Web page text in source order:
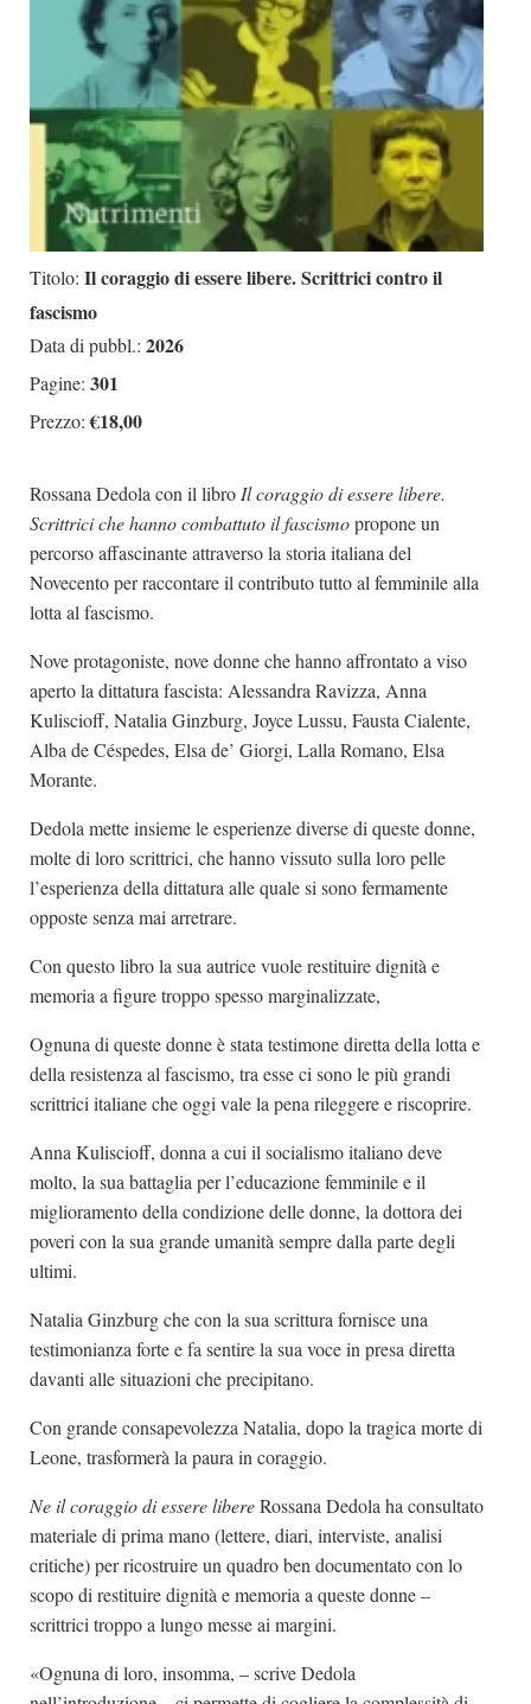
A Tutto Volume
Salone di Torino
Marketing
Titolo: Il coraggio di essere libere. Scrittrici contro il
fascismo
Data di pubbl.: 2026
Pagine: 301
Prezzo:€18,00
Rossana Dedola con il libroIl coraggio di essere libere.
Scrittrici che hanno combattuto il fascismopropone un
percorso affascinante attraverso la storia italiana del
Novecento per raccontare il contributo tutto al femminile alla
lotta al fascismo.
Nove protagoniste, nove donne che hanno affrontato a viso
aperto la dittatura fascista: Alessandra Ravizza, Anna
Kuliscioff, Natalia Ginzburg, Joyce Lussu, Fausta Cialente,
Alba de Céspedes, Elsa de’ Giorgi, Lalla Romano, Elsa
Morante.
Dedola mette insieme le esperienze diverse di queste donne,
molte di loro scrittrici, che hanno vissuto sulla loro pelle
l’esperienza della dittatura alle quale si sono fermamente
opposte senza mai arretrare.
Con questo libro la sua autrice vuole restituire dignità e
memoria a figure troppo spesso marginalizzate,
Ognuna di queste donne è stata testimone diretta della lotta e
della resistenza al fascismo, tra esse ci sono le più grandi
scrittrici italiane che oggi vale la pena rileggere e riscoprire.
Anna Kuliscioff, donna a cui il socialismo italiano deve
molto, la sua battaglia per l’educazione femminile e il
miglioramento della condizione delle donne, la dottora dei
poveri con la sua grande umanità sempre dalla parte degli
ultimi.
Natalia Ginzburg che con la sua scrittura fornisce una
testimonianza forte e fa sentire la sua voce in presa diretta
davanti alle situazioni che precipitano.
Con grande consapevolezza Natalia, dopo la tragica morte di
Leone, trasformerà la paura in coraggio.
Ne il coraggio di essere libereRossana Dedola ha consultato
materiale di prima mano (lettere, diari, interviste, analisi
critiche) per ricostruire un quadro ben documentato con lo
scopo di restituire dignità e memoria a queste donne –
scrittrici troppo a lungo messe ai margini.
«Ognuna di loro, insomma, – scrive Dedola